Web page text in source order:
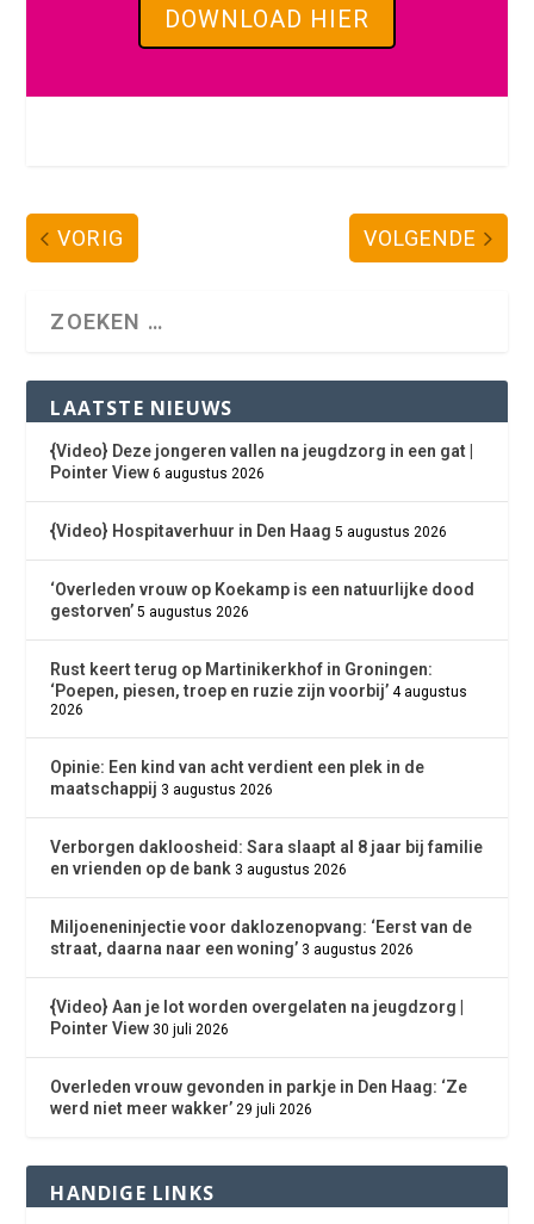
DOWNLOAD HIER
VORIG VOLGENDE
LAATSTE NIEUWS
{Video} Deze jongeren vallen na jeugdzorg in een gat |
Pointer View 6 augustus 2026
{Video} Hospitaverhuur in Den Haag 5 augustus 2026
‘Overleden vrouw op Koekamp is een natuurlijke dood
gestorven’ 5 augustus 2026
Rust keert terug op Martinikerkhof in Groningen:
‘Poepen, piesen, troep en ruzie zijn voorbij’ 4 augustus
2026
Opinie: Een kind van acht verdient een plek in de
maatschappij 3 augustus 2026
Verborgen dakloosheid: Sara slaapt al 8 jaar bij familie
en vrienden op de bank 3 augustus 2026
Miljoeneninjectie voor daklozenopvang: ‘Eerst van de
straat, daarna naar een woning’ 3 augustus 2026
{Video} Aan je lot worden overgelaten na jeugdzorg |
Pointer View 30 juli 2026
Overleden vrouw gevonden in parkje in Den Haag: ‘Ze
werd niet meer wakker’ 29 juli 2026
HANDIGE LINKS